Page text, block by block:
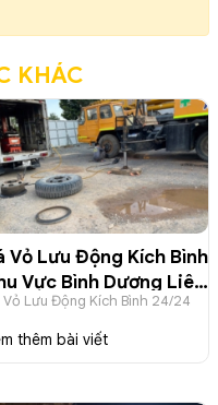
KHÁC
Vỏ Lưu Động Kích Bình
Vực Bình Dương Liên
0902235532
Vỏ Lưu Động Kích Bình 24/24
thêm bài viết